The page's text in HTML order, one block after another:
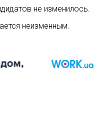
не изменилось.
неизменным.